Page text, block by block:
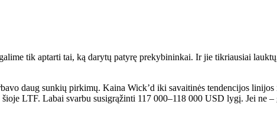
tik aptarti tai, ką darytų patyrę prekybininkai. Ir jie tikriausiai
daug sunkių pirkimų. Kaina Wick’d iki savaitinės tendencijos
LTF. Labai svarbu susigrąžinti 117 000–118 000 USD lygį. Jei ne